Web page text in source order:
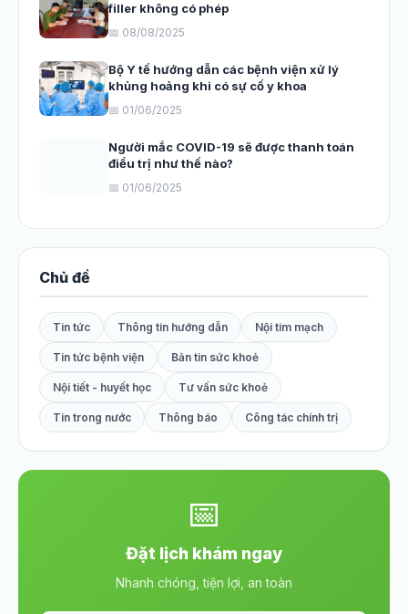
filler không có phép
📅 08/08/2025
Bộ Y tế hướng dẫn các bệnh viện xử lý
khủng hoảng khi có sự cố y khoa
📅 01/06/2025
Người mắc COVID-19 sẽ được thanh toán
điều trị như thế nào?
📅 01/06/2025
Chủ đề
Tin tức Thông tin hướng dẫn Nội tim mạch
Tin tức bệnh viện Bản tin sức khoẻ
Nội tiết - huyết học Tư vấn sức khoẻ
Tin trong nước Thông báo Công tác chính trị
📅
Đặt lịch khám ngay
Nhanh chóng, tiện lợi, an toàn